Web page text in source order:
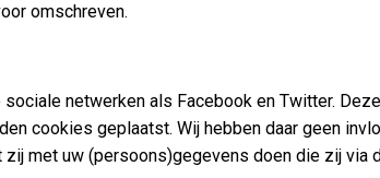
omschreven.
netwerken als Facebook en Twitter.
cookies geplaatst. Wij hebben daar geen
met uw (persoons)gegevens doen die zij via